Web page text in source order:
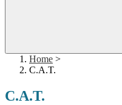
Home >
C.A.T.
C.A.T.